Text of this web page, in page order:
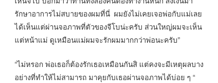
รักษาอาการไม่สบายของผมที่นี่ ผมยังไม่เคยเจอพ่อกับแม่เลย
ได้เห็นแต่ผ่านจอภาพที่ตัวของจีโบน่ะครับ ส่วนใหญ่ผมจะเห็น
แต่หน้าแม่ ดูเหมือนแม่ผมจะรักผมมากกว่าพ่อนะครับ”
“ไม่หรอก พ่อเธอก็ต้องรักเธอเหมือนกันสิ แต่คงจะมีเหตุผลบาง
อย่างที่ทำให้ไม่สามารถ มาคุยกับเธอผ่านจอภาพได้บ่อย ๆ “